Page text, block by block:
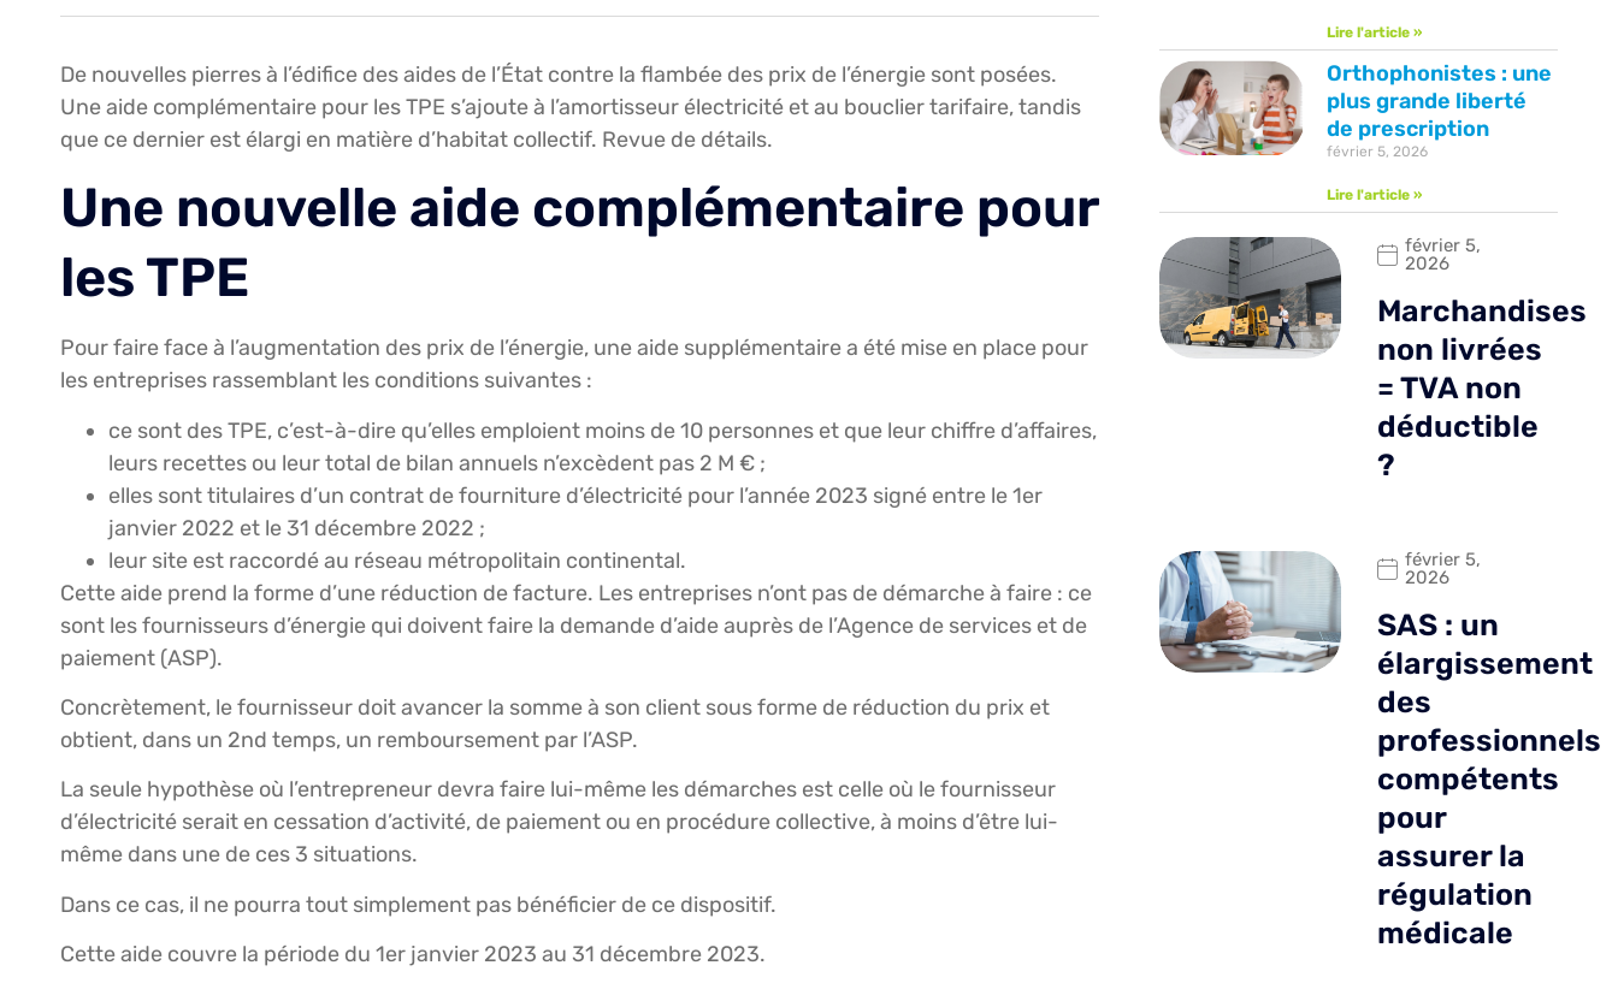
De nouvelles pierres à l’édifice des aides de l’État contre la flambée des prix de l’énergie sont posées.
Une aide complémentaire pour les TPE s’ajoute à l’amortisseur électricité et au bouclier tarifaire, tandis
que ce dernier est élargi en matière d’habitat collectif. Revue de détails.
Une nouvelle aide complémentaire pour
les TPE
Pour faire face à l’augmentation des prix de l’énergie, une aide supplémentaire a été mise en place pour
les entreprises rassemblant les conditions suivantes :
ce sont des TPE, c’est-à-dire qu’elles emploient moins de 10 personnes et que leur chiffre d’affaires,
leurs recettes ou leur total de bilan annuels n’excèdent pas 2 M € ;
elles sont titulaires d’un contrat de fourniture d’électricité pour l’année 2023 signé entre le 1er
janvier 2022 et le 31 décembre 2022 ;
leur site est raccordé au réseau métropolitain continental.
Cette aide prend la forme d’une réduction de facture. Les entreprises n’ont pas de démarche à faire : ce
sont les fournisseurs d’énergie qui doivent faire la demande d’aide auprès de l’Agence de services et de
paiement (ASP).
Concrètement, le fournisseur doit avancer la somme à son client sous forme de réduction du prix et
obtient, dans un 2nd temps, un remboursement par l’ASP.
La seule hypothèse où l’entrepreneur devra faire lui-même les démarches est celle où le fournisseur
d’électricité serait en cessation d’activité, de paiement ou en procédure collective, à moins d’être lui-
même dans une de ces 3 situations.
Dans ce cas, il ne pourra tout simplement pas bénéficier de ce dispositif.
Cette aide couvre la période du 1er janvier 2023 au 31 décembre 2023.
Lire l'article »
Orthophonistes : une
plus grande liberté
de prescription
février 5, 2026
Lire l'article »
février 5,
2026
Marchandises
non livrées
= TVA non
déductible
?
février 5,
2026
SAS : un
élargissement
des
professionnels
compétents
pour
assurer la
régulation
médicale